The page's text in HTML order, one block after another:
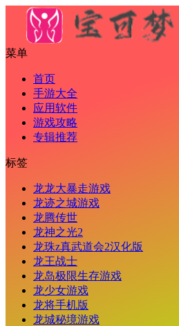
菜单
首页
手游大全
应用软件
游戏攻略
专辑推荐
标签
龙龙大暴走游戏
龙迹之城游戏
龙腾传世
龙神之光2
龙珠z真武道会2汉化版
龙王战士
龙岛极限生存游戏
龙少女游戏
龙将手机版
龙城秘境游戏